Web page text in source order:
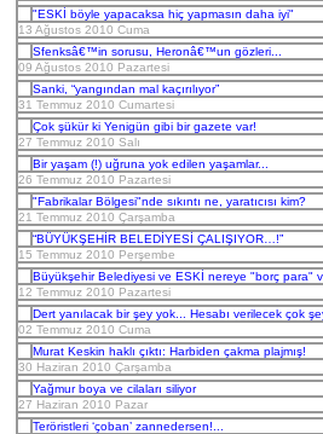
"ESKİ böyle yapacaksa hiç yapmasın daha iyi"
13 Ağustos 2010 Cuma
Sfenksâ€™in sorusu, Heronâ€™un gözleri...
09 Ağustos 2010 Pazartesi
Sanki, “yangından mal kaçırılıyor”
31 Temmuz 2010 Cumartesi
Çok şükür ki Yenigün gibi bir gazete var!
27 Temmuz 2010 Salı
Bir yaşam (!) uğruna yok edilen yaşamlar...
26 Temmuz 2010 Pazartesi
"Fabrikalar Bölgesi"nde sıkıntı ne, yaratıcısı kim?
21 Temmuz 2010 Çarşamba
“BÜYÜKŞEHİR BELEDİYESİ ÇALIŞIYOR…!”
15 Temmuz 2010 Perşembe
Büyükşehir Belediyesi ve ESKİ nereye "borç para"
12 Temmuz 2010 Pazartesi
Dert yanılacak bir şey yok... Hesabı verilecek çok
02 Temmuz 2010 Cuma
Murat Keskin haklı çıktı: Harbiden çakma plajmış!
30 Haziran 2010 Çarşamba
Yağmur boya ve cilaları siliyor
27 Haziran 2010 Pazar
Teröristleri ‘çoban’ zannedersen!...